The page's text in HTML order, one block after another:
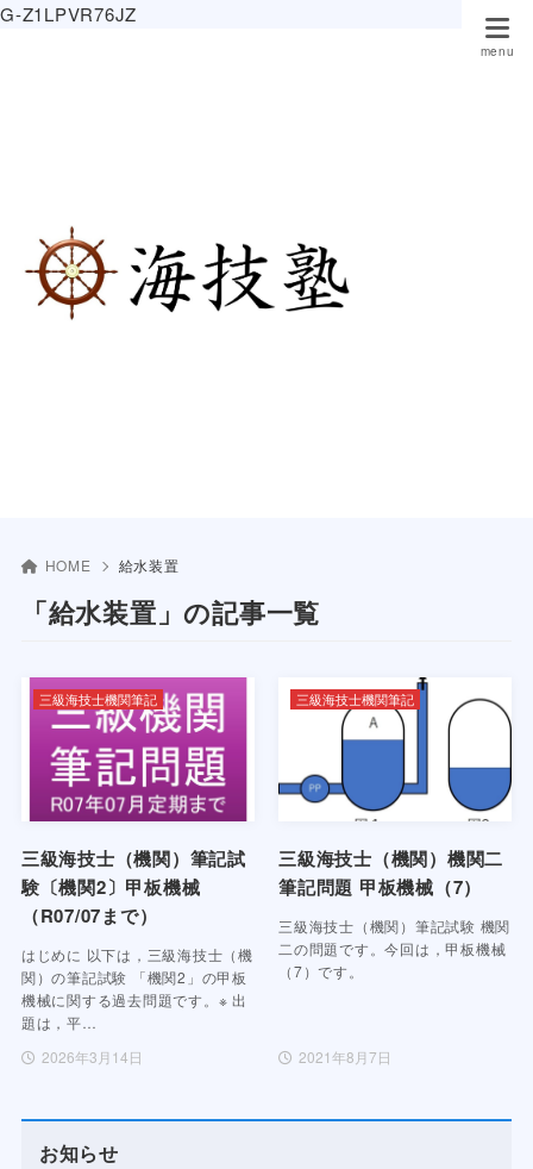
G-Z1LPVR76JZ
HOME 給水装置
「給水装置」の記事一覧
三級海技士（機関）筆記試
験〔機関2〕甲板機械
（R07/07まで）
はじめに 以下は，三級海技士（機
関）の筆記試験 「機関2」の甲板
機械に関する過去問題です。※ 出
題は，平…
2026年3月14日
三級海技士機関筆記
三級海技士（機関）機関二
筆記問題 甲板機械（7）
三級海技士（機関）筆記試験 機関
二の問題です。今回は，甲板機械
（7）です。
2021年8月7日
三級海技士機関筆記
お知らせ